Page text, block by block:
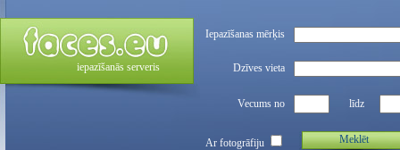
iepazīšanās serveris
Iepazīšanas mērķis
Dzīves vieta
Vecums no līdz
Ar fotogrāfiju Meklēt